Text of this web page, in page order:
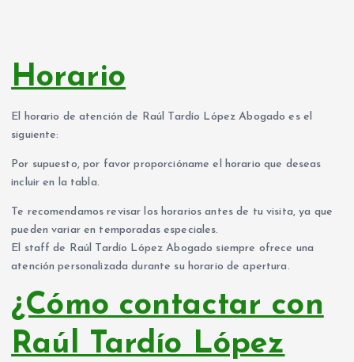
Horario
El horario de atención de Raúl Tardío López Abogado es el
siguiente:
Por supuesto, por favor proporcióname el horario que deseas
incluir en la tabla.
Te recomendamos revisar los horarios antes de tu visita, ya que
pueden variar en temporadas especiales.
El staff de Raúl Tardío López Abogado siempre ofrece una
atención personalizada durante su horario de apertura.
¿Cómo contactar con
Raúl Tardío López